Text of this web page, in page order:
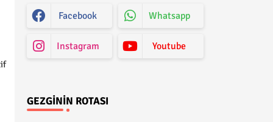
Facebook Whatsapp
Instagram Youtube
GEZGININ ROTASI